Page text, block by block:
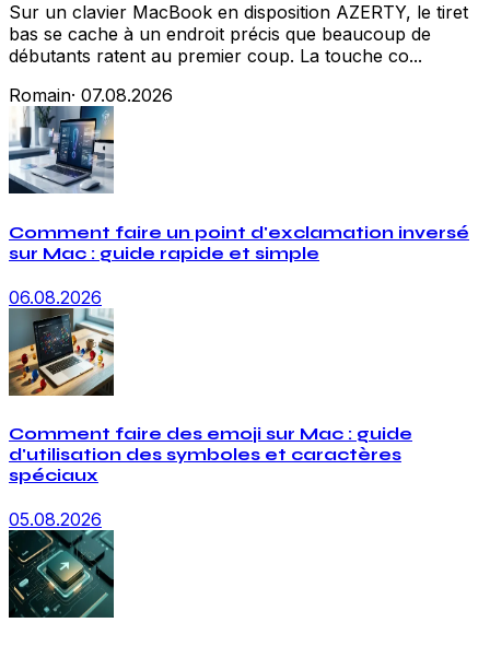
Sur un clavier MacBook en disposition AZERTY, le tiret
bas se cache à un endroit précis que beaucoup de
débutants ratent au premier coup. La touche co...
Romain· 07.08.2026
Comment faire un point d'exclamation inversé
sur Mac : guide rapide et simple
06.08.2026
Comment faire des emoji sur Mac : guide
d'utilisation des symboles et caractères
spéciaux
05.08.2026